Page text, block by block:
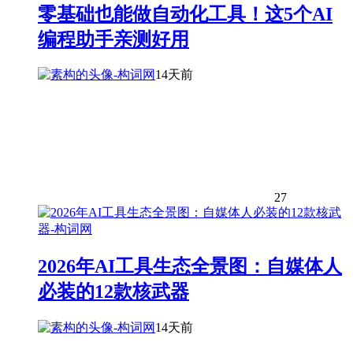
零基础也能做自动化工具！这5个AI
编程助手亲测好用
14天前
27
2026年AI工具生态全景图：自媒体人
必装的12款核武器
14天前